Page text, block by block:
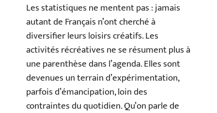
Les statistiques ne mentent pas : jamais
autant de Français n’ont cherché à
diversifier leurs loisirs créatifs. Les
activités récréatives ne se résument plus à
une parenthèse dans l’agenda. Elles sont
devenues un terrain d’expérimentation,
parfois d’émancipation, loin des
contraintes du quotidien. Qu’on parle de